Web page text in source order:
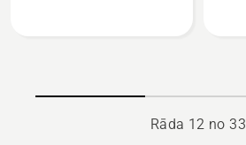
Rāda 12 no 33